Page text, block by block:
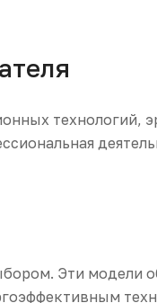
технологий,
Эти модели